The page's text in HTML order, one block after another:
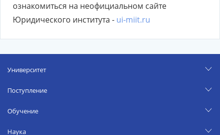
ознакомиться на неофициальном сайте
Юридического института - ui-miit.ru
Университет
Поступление
Обучение
Наука